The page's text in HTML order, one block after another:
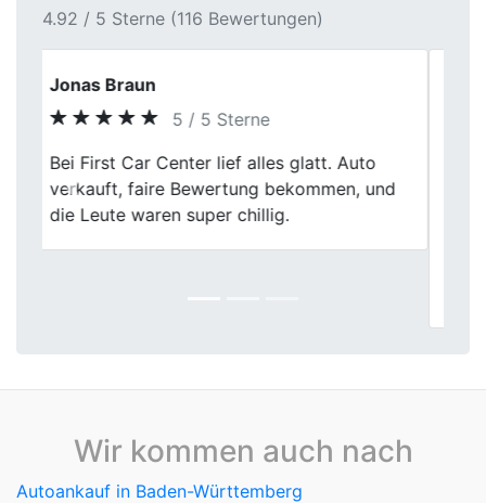
4.92 / 5 Sterne (116 Bewertungen)
Bernhard V.
5 / 5 Sterne
Wir haben hier unser Auto verkauft. Der
Händler war sehr nett und freundlich, Fair
und kulant, sehr gute Preisverhandlung im
Previous
Wir kommen auch nach
Autoankauf in Baden-Württemberg